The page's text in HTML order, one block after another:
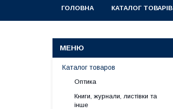
ГОЛОВНА КАТАЛОГ ТОВАРІВ
Каталог товаров
Оптика
Книги, журнали, листівки та
інше